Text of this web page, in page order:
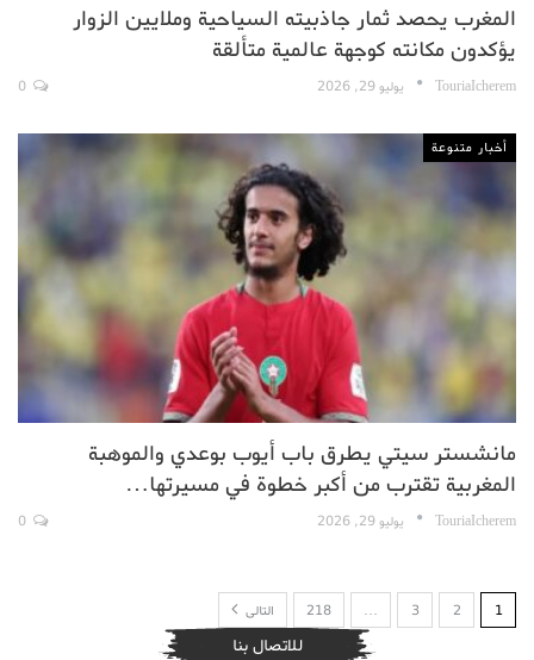
المغرب يحصد ثمار جاذبيته السياحية وملايين الزوار
يؤكدون مكانته كوجهة عالمية متألقة
TouriaIcherem يوليو 29, 2026
أخبار متنوعة
مانشستر سيتي يطرق باب أيوب بوعدي والموهبة
المغربية تقترب من أكبر خطوة في مسيرتها…
TouriaIcherem يوليو 29, 2026
1
2
3
…
218 التالى
للاتصال بنا